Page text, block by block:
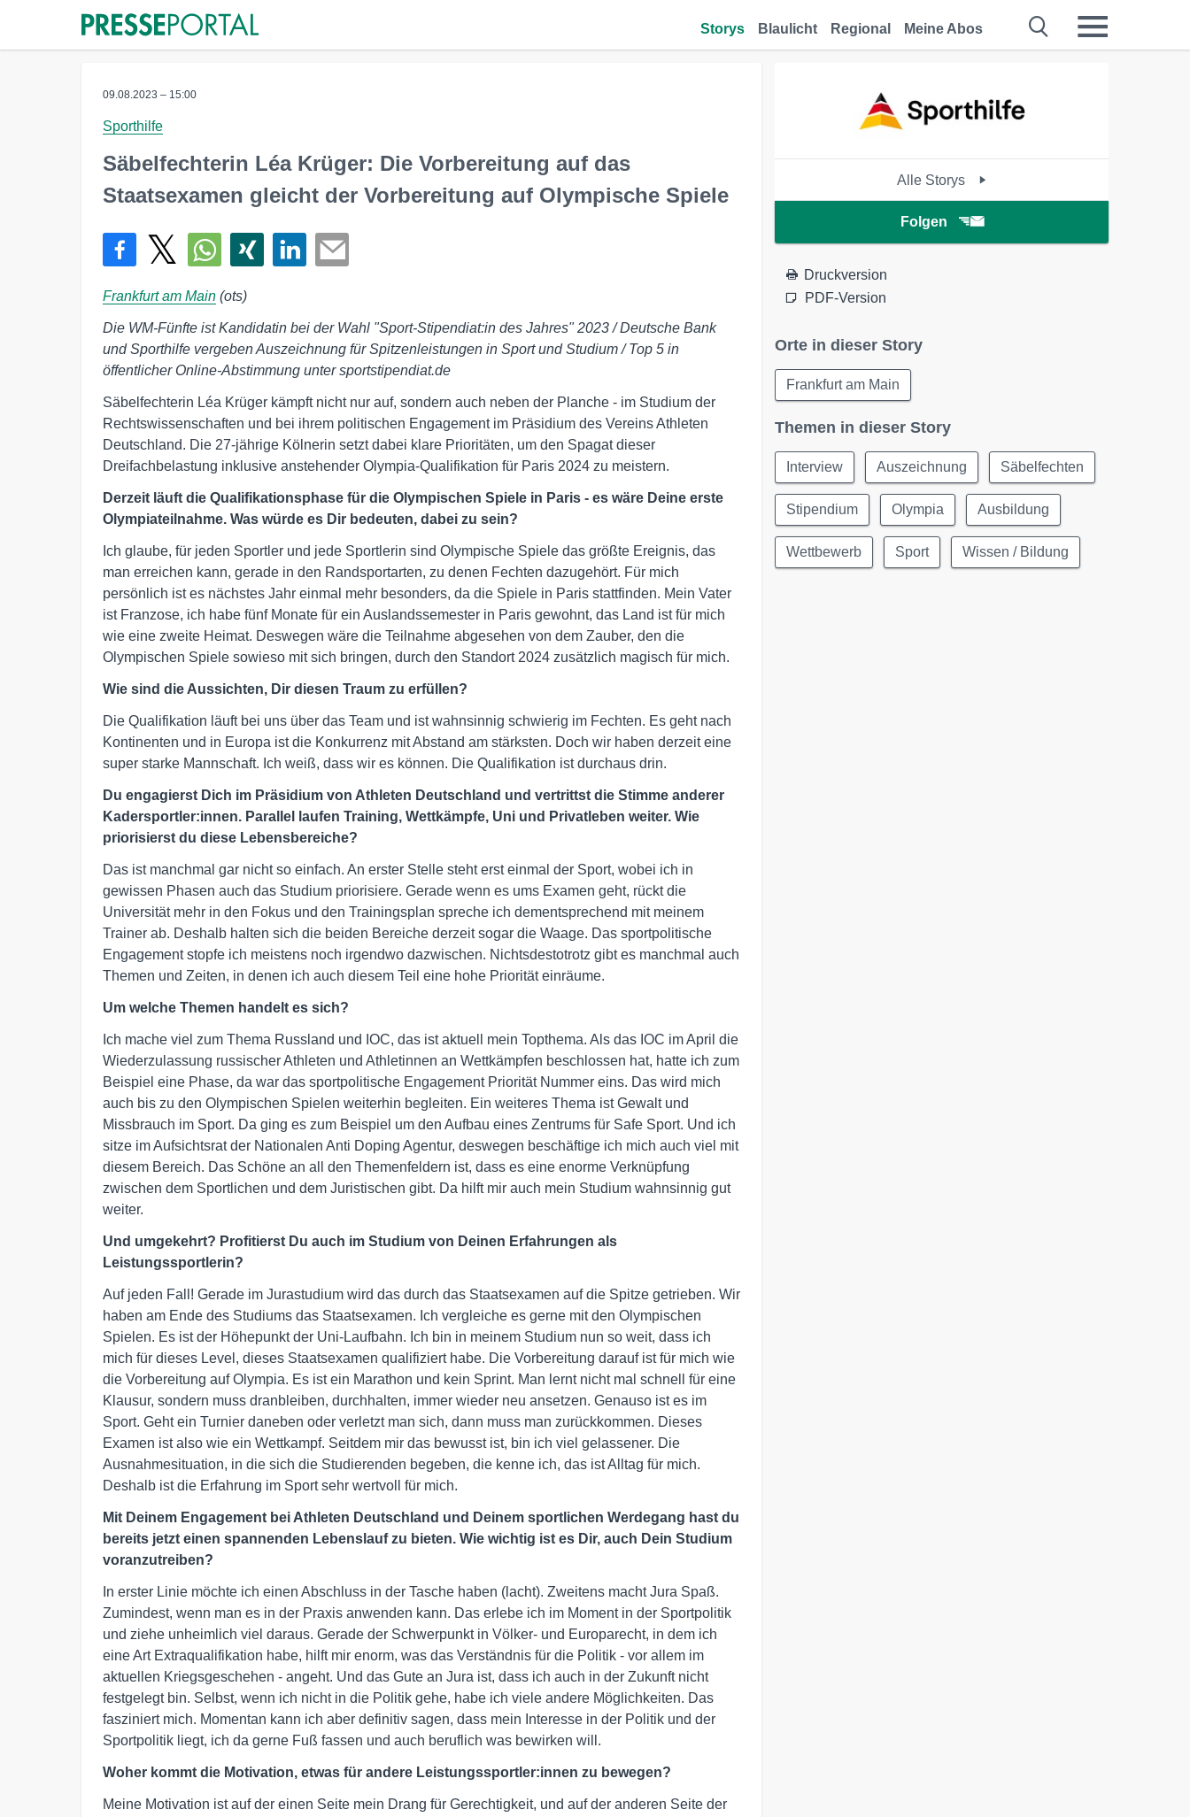
Storys Blaulicht Regional Meine Abos
09.08.2023 – 15:00
Sporthilfe
Säbelfechterin Léa Krüger: Die Vorbereitung auf das
Staatsexamen gleicht der Vorbereitung auf Olympische Spiele
Frankfurt am Main (ots)
Die WM-Fünfte ist Kandidatin bei der Wahl "Sport-Stipendiat:in des Jahres" 2023 / Deutsche Bank
und Sporthilfe vergeben Auszeichnung für Spitzenleistungen in Sport und Studium / Top 5 in
öffentlicher Online-Abstimmung unter sportstipendiat.de
Säbelfechterin Léa Krüger kämpft nicht nur auf, sondern auch neben der Planche - im Studium der
Rechtswissenschaften und bei ihrem politischen Engagement im Präsidium des Vereins Athleten
Deutschland. Die 27-jährige Kölnerin setzt dabei klare Prioritäten, um den Spagat dieser
Dreifachbelastung inklusive anstehender Olympia-Qualifikation für Paris 2024 zu meistern.
Derzeit läuft die Qualifikationsphase für die Olympischen Spiele in Paris - es wäre Deine erste
Olympiateilnahme. Was würde es Dir bedeuten, dabei zu sein?
Ich glaube, für jeden Sportler und jede Sportlerin sind Olympische Spiele das größte Ereignis, das
man erreichen kann, gerade in den Randsportarten, zu denen Fechten dazugehört. Für mich
persönlich ist es nächstes Jahr einmal mehr besonders, da die Spiele in Paris stattfinden. Mein Vater
ist Franzose, ich habe fünf Monate für ein Auslandssemester in Paris gewohnt, das Land ist für mich
wie eine zweite Heimat. Deswegen wäre die Teilnahme abgesehen von dem Zauber, den die
Olympischen Spiele sowieso mit sich bringen, durch den Standort 2024 zusätzlich magisch für mich.
Wie sind die Aussichten, Dir diesen Traum zu erfüllen?
Die Qualifikation läuft bei uns über das Team und ist wahnsinnig schwierig im Fechten. Es geht nach
Kontinenten und in Europa ist die Konkurrenz mit Abstand am stärksten. Doch wir haben derzeit eine
super starke Mannschaft. Ich weiß, dass wir es können. Die Qualifikation ist durchaus drin.
Du engagierst Dich im Präsidium von Athleten Deutschland und vertrittst die Stimme anderer
Kadersportler:innen. Parallel laufen Training, Wettkämpfe, Uni und Privatleben weiter. Wie
priorisierst du diese Lebensbereiche?
Das ist manchmal gar nicht so einfach. An erster Stelle steht erst einmal der Sport, wobei ich in
gewissen Phasen auch das Studium priorisiere. Gerade wenn es ums Examen geht, rückt die
Universität mehr in den Fokus und den Trainingsplan spreche ich dementsprechend mit meinem
Trainer ab. Deshalb halten sich die beiden Bereiche derzeit sogar die Waage. Das sportpolitische
Engagement stopfe ich meistens noch irgendwo dazwischen. Nichtsdestotrotz gibt es manchmal auch
Themen und Zeiten, in denen ich auch diesem Teil eine hohe Priorität einräume.
Um welche Themen handelt es sich?
Ich mache viel zum Thema Russland und IOC, das ist aktuell mein Topthema. Als das IOC im April die
Wiederzulassung russischer Athleten und Athletinnen an Wettkämpfen beschlossen hat, hatte ich zum
Beispiel eine Phase, da war das sportpolitische Engagement Priorität Nummer eins. Das wird mich
auch bis zu den Olympischen Spielen weiterhin begleiten. Ein weiteres Thema ist Gewalt und
Missbrauch im Sport. Da ging es zum Beispiel um den Aufbau eines Zentrums für Safe Sport. Und ich
sitze im Aufsichtsrat der Nationalen Anti Doping Agentur, deswegen beschäftige ich mich auch viel mit
diesem Bereich. Das Schöne an all den Themenfeldern ist, dass es eine enorme Verknüpfung
zwischen dem Sportlichen und dem Juristischen gibt. Da hilft mir auch mein Studium wahnsinnig gut
weiter.
Und umgekehrt? Profitierst Du auch im Studium von Deinen Erfahrungen als
Leistungssportlerin?
Auf jeden Fall! Gerade im Jurastudium wird das durch das Staatsexamen auf die Spitze getrieben. Wir
haben am Ende des Studiums das Staatsexamen. Ich vergleiche es gerne mit den Olympischen
Spielen. Es ist der Höhepunkt der Uni-Laufbahn. Ich bin in meinem Studium nun so weit, dass ich
mich für dieses Level, dieses Staatsexamen qualifiziert habe. Die Vorbereitung darauf ist für mich wie
die Vorbereitung auf Olympia. Es ist ein Marathon und kein Sprint. Man lernt nicht mal schnell für eine
Klausur, sondern muss dranbleiben, durchhalten, immer wieder neu ansetzen. Genauso ist es im
Sport. Geht ein Turnier daneben oder verletzt man sich, dann muss man zurückkommen. Dieses
Examen ist also wie ein Wettkampf. Seitdem mir das bewusst ist, bin ich viel gelassener. Die
Ausnahmesituation, in die sich die Studierenden begeben, die kenne ich, das ist Alltag für mich.
Deshalb ist die Erfahrung im Sport sehr wertvoll für mich.
Mit Deinem Engagement bei Athleten Deutschland und Deinem sportlichen Werdegang hast du
bereits jetzt einen spannenden Lebenslauf zu bieten. Wie wichtig ist es Dir, auch Dein Studium
voranzutreiben?
In erster Linie möchte ich einen Abschluss in der Tasche haben (lacht). Zweitens macht Jura Spaß.
Zumindest, wenn man es in der Praxis anwenden kann. Das erlebe ich im Moment in der Sportpolitik
und ziehe unheimlich viel daraus. Gerade der Schwerpunkt in Völker- und Europarecht, in dem ich
eine Art Extraqualifikation habe, hilft mir enorm, was das Verständnis für die Politik - vor allem im
aktuellen Kriegsgeschehen - angeht. Und das Gute an Jura ist, dass ich auch in der Zukunft nicht
festgelegt bin. Selbst, wenn ich nicht in die Politik gehe, habe ich viele andere Möglichkeiten. Das
fasziniert mich. Momentan kann ich aber definitiv sagen, dass mein Interesse in der Politik und der
Sportpolitik liegt, ich da gerne Fuß fassen und auch beruflich was bewirken will.
Woher kommt die Motivation, etwas für andere Leistungssportler:innen zu bewegen?
Meine Motivation ist auf der einen Seite mein Drang für Gerechtigkeit, und auf der anderen Seite der
Alle Storys
Folgen
Druckversion
PDF-Version
Orte in dieser Story
Frankfurt am Main
Themen in dieser Story
Interview Auszeichnung Säbelfechten
Stipendium Olympia Ausbildung
Wettbewerb Sport Wissen / Bildung